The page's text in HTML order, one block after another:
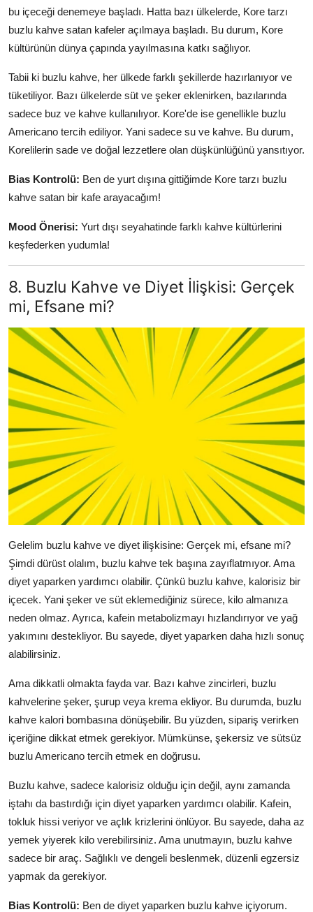
bu içeceği denemeye başladı. Hatta bazı ülkelerde, Kore tarzı
buzlu kahve satan kafeler açılmaya başladı. Bu durum, Kore
kültürünün dünya çapında yayılmasına katkı sağlıyor.
Tabii ki buzlu kahve, her ülkede farklı şekillerde hazırlanıyor ve
tüketiliyor. Bazı ülkelerde süt ve şeker eklenirken, bazılarında
sadece buz ve kahve kullanılıyor. Kore'de ise genellikle buzlu
Americano tercih ediliyor. Yani sadece su ve kahve. Bu durum,
Korelilerin sade ve doğal lezzetlere olan düşkünlüğünü yansıtıyor.
Bias Kontrolü: Ben de yurt dışına gittiğimde Kore tarzı buzlu
kahve satan bir kafe arayacağım!
Mood Önerisi: Yurt dışı seyahatinde farklı kahve kültürlerini
keşfederken yudumla!
8. Buzlu Kahve ve Diyet İlişkisi: Gerçek
mi, Efsane mi?
Gelelim buzlu kahve ve diyet ilişkisine: Gerçek mi, efsane mi?
Şimdi dürüst olalım, buzlu kahve tek başına zayıflatmıyor. Ama
diyet yaparken yardımcı olabilir. Çünkü buzlu kahve, kalorisiz bir
içecek. Yani şeker ve süt eklemediğiniz sürece, kilo almanıza
neden olmaz. Ayrıca, kafein metabolizmayı hızlandırıyor ve yağ
yakımını destekliyor. Bu sayede, diyet yaparken daha hızlı sonuç
alabilirsiniz.
Ama dikkatli olmakta fayda var. Bazı kahve zincirleri, buzlu
kahvelerine şeker, şurup veya krema ekliyor. Bu durumda, buzlu
kahve kalori bombasına dönüşebilir. Bu yüzden, sipariş verirken
içeriğine dikkat etmek gerekiyor. Mümkünse, şekersiz ve sütsüz
buzlu Americano tercih etmek en doğrusu.
Buzlu kahve, sadece kalorisiz olduğu için değil, aynı zamanda
iştahı da bastırdığı için diyet yaparken yardımcı olabilir. Kafein,
tokluk hissi veriyor ve açlık krizlerini önlüyor. Bu sayede, daha az
yemek yiyerek kilo verebilirsiniz. Ama unutmayın, buzlu kahve
sadece bir araç. Sağlıklı ve dengeli beslenmek, düzenli egzersiz
yapmak da gerekiyor.
Bias Kontrolü: Ben de diyet yaparken buzlu kahve içiyorum.